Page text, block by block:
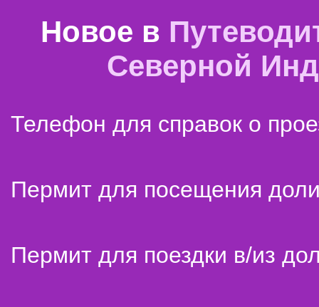
Новое в
Северной
Телефон для справок о
Пермит для посещения
Пермит для поездки в/из